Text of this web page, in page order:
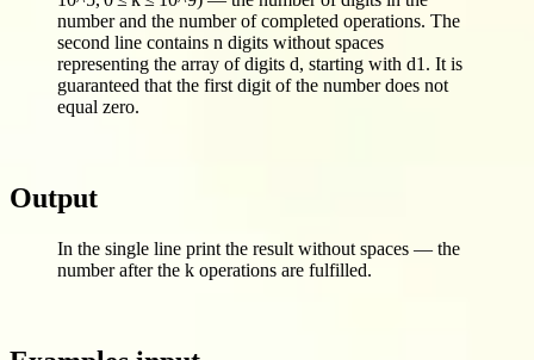
number and the number of completed operations. The
second line contains n digits without spaces
representing the array of digits d, starting with d1. It is
guaranteed that the first digit of the number does not
equal zero.
Output
In the single line print the result without spaces — the
number after the k operations are fulfilled.